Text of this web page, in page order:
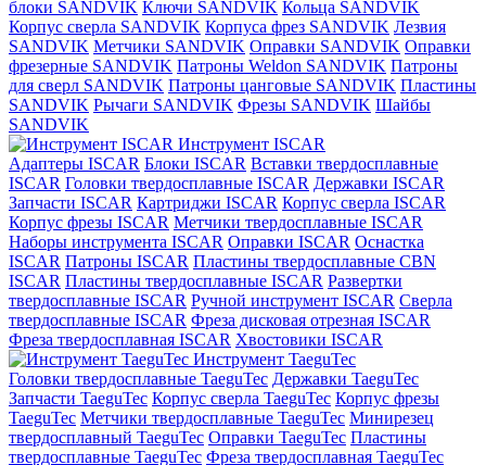
блоки SANDVIK Ключи SANDVIK Кольца SANDVIK
Корпус сверла SANDVIK Корпуса фрез SANDVIK Лезвия
SANDVIK Метчики SANDVIK Оправки SANDVIK Оправки
фрезерные SANDVIK Патроны Weldon SANDVIK Патроны
для сверл SANDVIK Патроны цанговые SANDVIK Пластины
SANDVIK Рычаги SANDVIK Фрезы SANDVIK Шайбы
SANDVIK
Инструмент ISCAR
Адаптеры ISCAR Блоки ISCAR Вставки твердосплавные
ISCAR Головки твердосплавные ISCAR Державки ISCAR
Запчасти ISCAR Картриджи ISCAR Корпус сверла ISCAR
Корпус фрезы ISCAR Метчики твердосплавные ISCAR
Наборы инструмента ISCAR Оправки ISCAR Оснастка
ISCAR Патроны ISCAR Пластины твердосплавные CBN
ISCAR Пластины твердосплавные ISCAR Развертки
твердосплавные ISCAR Ручной инструмент ISCAR Сверла
твердосплавные ISCAR Фреза дисковая отрезная ISCAR
Фреза твердосплавная ISCAR Хвостовики ISCAR
Инструмент TaeguTec
Головки твердосплавные TaeguTec Державки TaeguTec
Запчасти TaeguTec Корпус сверла TaeguTec Корпус фрезы
TaeguTec Метчики твердосплавные TaeguTec Минирезец
твердосплавный TaeguTec Оправки TaeguTec Пластины
твердосплавные TaeguTec Фреза твердосплавная TaeguTec